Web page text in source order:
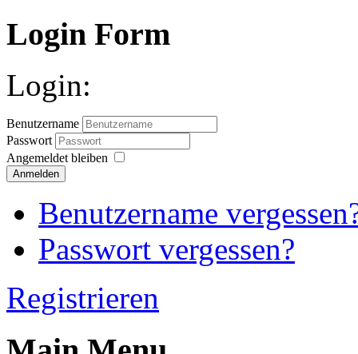
Login Form
Login:
Benutzername
Passwort
Angemeldet bleiben
Anmelden
Benutzername
Passwort vergessen?
Registrieren